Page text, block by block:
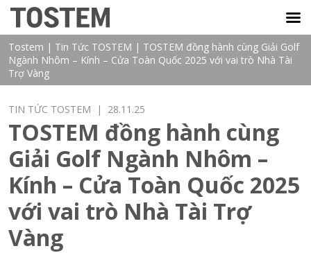
Tostem | Tin Tức TOSTEM | TOSTEM đồng hành cùng Giải Golf
Ngành Nhôm – Kính – Cửa Toàn Quốc 2025 với vai trò Nhà Tài
Trợ Vàng
TIN TỨC TOSTEM | 28.11.25
TOSTEM đồng hành cùng
Giải Golf Ngành Nhôm –
Kính – Cửa Toàn Quốc 2025
với vai trò Nhà Tài Trợ
Vàng
TOSTEM VIỆT NAM